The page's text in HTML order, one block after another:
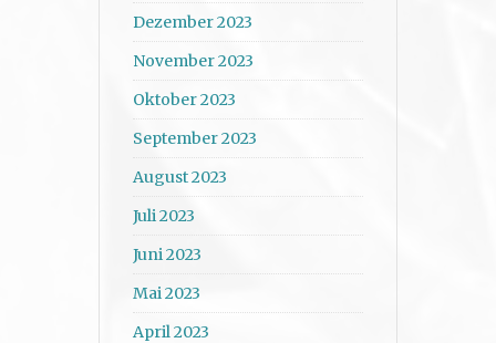
Dezember 2023
November 2023
Oktober 2023
September 2023
August 2023
Juli 2023
Juni 2023
Mai 2023
April 2023